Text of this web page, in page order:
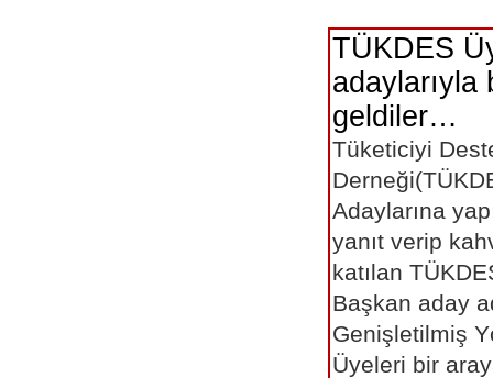
TÜKDES
adaylarıyla
geldiler…
Tüketiciyi
Adaylarına
yanıt verip
katılan
Başkan aday
Genişletilmiş
Üyeleri bir